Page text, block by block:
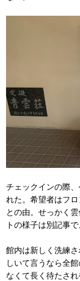
チェックインの際
れた。希望者はフ
との由。せっかく
トの様子は別記事で
館内は新しく洗練さ
しいて言うなら全
なくて長く待たさ